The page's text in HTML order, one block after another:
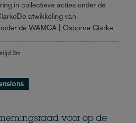
in collectieve acties onder de
afwikkeling van
de WAMCA | Osborne Clarke
3m
voor op de